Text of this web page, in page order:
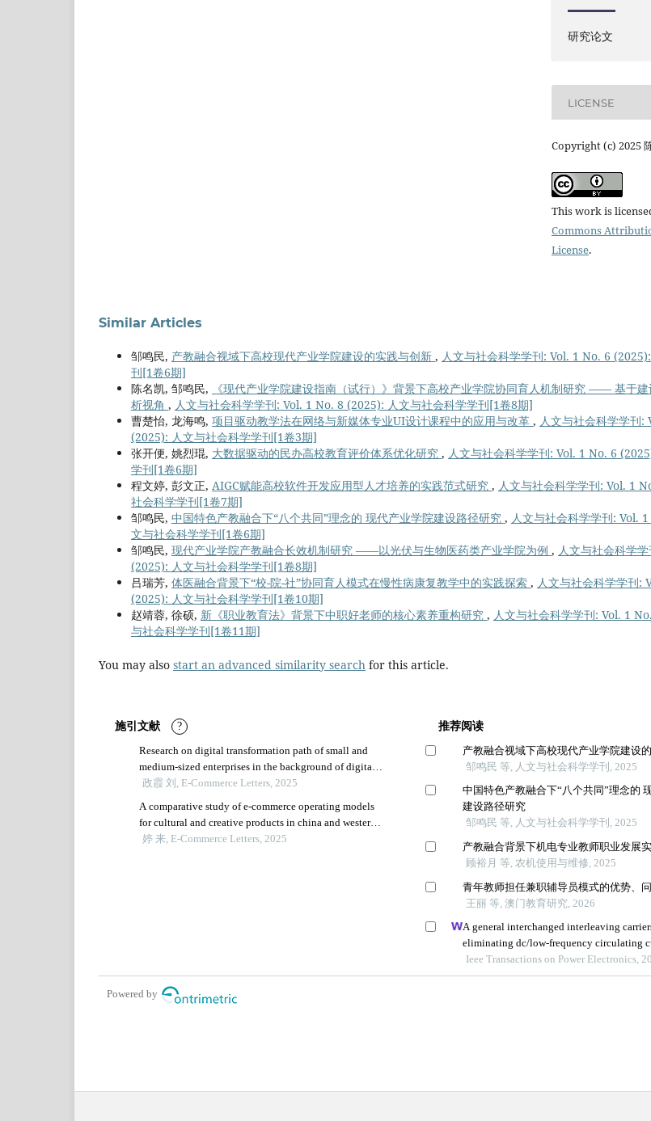
研究论文
LICENSE
Copyright (c) 2025
This work is
Commons
License.
Similar Articles
邹鸣民, 产教融合视域下高校现代产业学院建设的实践与创新 , 人文与社会科学学刊: Vol. 1 No. 6
刊[1卷6期]
陈名凯, 邹鸣民,
《现代产业学院建设指南（试行）》背景下高校产业学院协同育人机制研究 —— 基于
析视角 , 人文与社会科学学刊: Vol. 1 No. 8 (2025): 人文与社会科学学刊[1卷8期]
曹楚怡, 龙海鸣, 项目驱动教学法在网络与新媒体专业UI设计课程中的应用与改革 , 人文与社会科学学刊:
(2025): 人文与社会科学学刊[1卷3期]
张开便, 姚烈琨, 大数据驱动的民办高校教育评价体系优化研究 , 人文与社会科学学刊: Vol. 1 No. 6
学刊[1卷6期]
程文婷, 彭文正, AIGC赋能高校软件开发应用型人才培养的实践范式研究 , 人文与社会科学学刊: Vol. 1
社会科学学刊[1卷7期]
邹鸣民, 中国特色产教融合下“八个共同”理念的 现代产业学院建设路径研究 , 人文与社会科学学刊: Vol.
文与社会科学学刊[1卷6期]
邹鸣民, 现代产业学院产教融合长效机制研究 ——以光伏与生物医药类产业学院为例 , 人文与社会科学
(2025): 人文与社会科学学刊[1卷8期]
吕瑞芳, 体医融合背景下“校-院-社”协同育人模式在慢性病康复教学中的实践探索 , 人文与社会科学学刊:
(2025): 人文与社会科学学刊[1卷10期]
赵靖蓉, 徐硕, 新《职业教育法》背景下中职好老师的核心素养重构研究 , 人文与社会科学学刊: Vol. 1
与社会科学学刊[1卷11期]
You may also start an advanced similarity search for this article.
施引文献
?
Research on digital transformation path of small and
medium-sized enterprises in the background of digital
economy
政霞 刘, E-Commerce Letters, 2025
A comparative study of e-commerce operating models
for cultural and creative products in china and western
countries
婷 来, E-Commerce Letters, 2025
推荐阅读
产教融合视域下高校现代产业学院建设
邹鸣民 等, 人文与社会科学学刊, 2025
中国特色产教融合下“八个共同”理念的
建设路径研究
邹鸣民 等, 人文与社会科学学刊, 2025
产教融合背景下机电专业教师职业发展
顾裕月 等, 农机使用与维修, 2025
青年教师担任兼职辅导员模式的优势、
王丽 等, 澳门教育研究, 2026
A general interchanged interleaving
eliminating dc/low-frequency circulating
multiparallel three-phase power converters
Ieee Transactions on Power Electronics,
Powered by